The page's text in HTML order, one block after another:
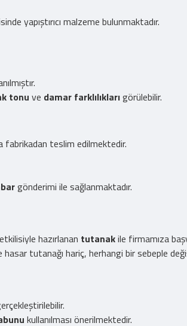
yapıştırıcı malzeme bulunmaktadır.
tonu ve damar farklılıklarıgörülebilir.
fabrikadan teslim edilmektedir.
gönderimi ile sağlanmaktadır.
hazırlanan tutanakile firmamıza
hasar tutanağı hariç, herhangi bir sebeple
kullanılması önerilmektedir.